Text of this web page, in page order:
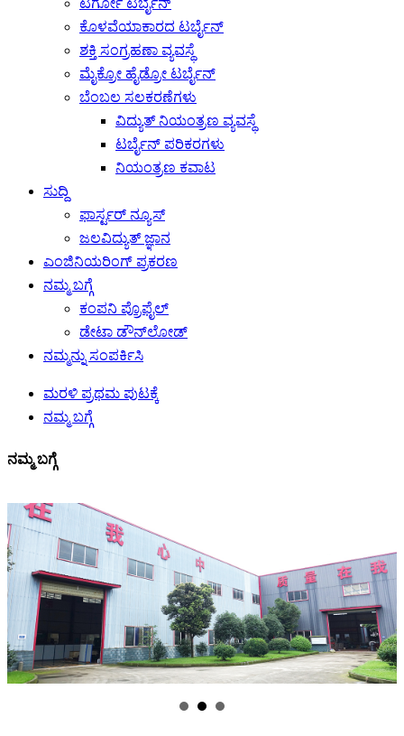
ಟರ್ಗೋ ಟರ್ಬೈನ್
ಕೊಳವೆಯಾಕಾರದ ಟರ್ಬೈನ್
ಶಕ್ತಿ ಸಂಗ್ರಹಣಾ ವ್ಯವಸ್ಥೆ
ಮೈಕ್ರೋ ಹೈಡ್ರೋ ಟರ್ಬೈನ್
ಬೆಂಬಲ ಸಲಕರಣೆಗಳು
ವಿದ್ಯುತ್ ನಿಯಂತ್ರಣ ವ್ಯವಸ್ಥೆ
ಟರ್ಬೈನ್ ಪರಿಕರಗಳು
ನಿಯಂತ್ರಣ ಕವಾಟ
ಸುದ್ದಿ
ಫಾರ್ಸ್ಟರ್ ನ್ಯೂಸ್
ಜಲವಿದ್ಯುತ್ ಜ್ಞಾನ
ಎಂಜಿನಿಯರಿಂಗ್ ಪ್ರಕರಣ
ನಮ್ಮ ಬಗ್ಗೆ
ಕಂಪನಿ ಪ್ರೊಫೈಲ್
ಡೇಟಾ ಡೌನ್‌ಲೋಡ್
ನಮ್ಮನ್ನು ಸಂಪರ್ಕಿಸಿ
ಮರಳಿ ಪ್ರಥಮ ಪುಟಕ್ಕೆ
ನಮ್ಮ ಬಗ್ಗೆ
ನಮ್ಮ ಬಗ್ಗೆ